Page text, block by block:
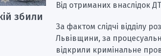
Від отриманих внаслідок
За фактом слідчі відділу
Львівщини, за
відкрили кримінальне
збили